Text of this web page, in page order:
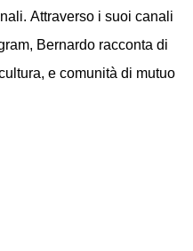
Attraverso i suoi canali
Bernardo racconta di
e comunità di mutuo